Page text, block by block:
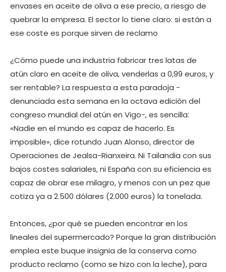
envases en aceite de oliva a ese precio, a riesgo de
quebrar la empresa. El sector lo tiene claro: si están a
ese coste es porque sirven de reclamo
¿Cómo puede una industria fabricar tres latas de
atún claro en aceite de oliva, venderlas a 0,99 euros, y
ser rentable? La respuesta a esta paradoja -
denunciada esta semana en la octava edición del
congreso mundial del atún en Vigo-, es sencilla:
«Nadie en el mundo es capaz de hacerlo. Es
imposible», dice rotundo Juan Alonso, director de
Operaciones de Jealsa-Rianxeira. Ni Tailandia con sus
bajos costes salariales, ni España con su eficiencia es
capaz de obrar ese milagro, y menos con un pez que
cotiza ya a 2.500 dólares (2.000 euros) la tonelada.
Entonces, ¿por qué se pueden encontrar en los
lineales del supermercado? Porque la gran distribución
emplea este buque insignia de la conserva como
producto reclamo (como se hizo con la leche), para